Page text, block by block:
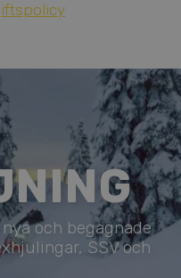
och begagnade
SSV och